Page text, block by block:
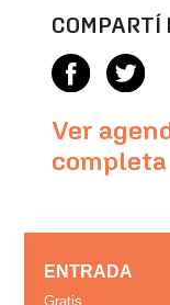
Ver
completa
ENTRADA
Gratis